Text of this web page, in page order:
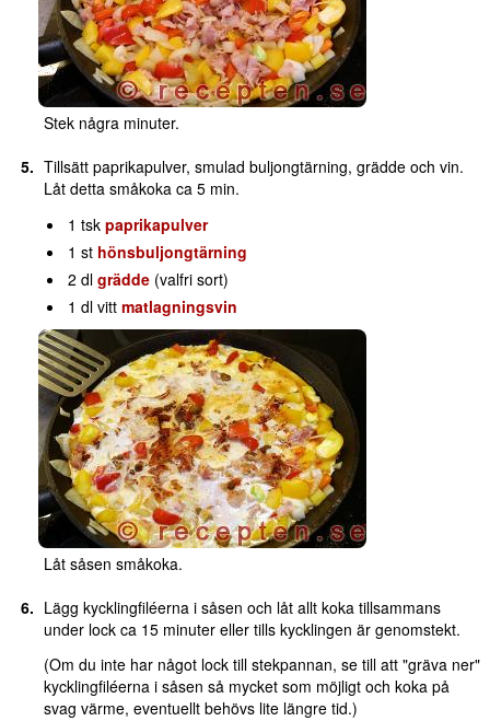
Stek några minuter.
Tillsätt paprikapulver, smulad buljongtärning, grädde och vin.
Låt detta småkoka ca 5 min.
1 tskpaprikapulver
1 st hönsbuljongtärning
2 dlgrädde (valfri sort)
1 dl vittmatlagningsvin
Låt såsen småkoka.
Lägg kycklingfiléerna i såsen och låt allt koka tillsammans
under lock ca 15 minuter eller tills kycklingen är genomstekt.
(Om du inte har något lock till stekpannan, se till att "gräva ner"
kycklingfiléerna i såsen så mycket som möjligt och koka på
svag värme, eventuellt behövs lite längre tid.)